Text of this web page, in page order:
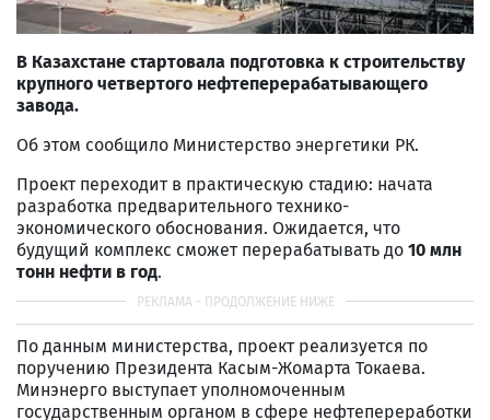
В Казахстане стартовала подготовка к строительству
крупного четвертого нефтеперерабатывающего
завода.
Об этом сообщило Министерство энергетики РК.
Проект переходит в практическую стадию: начата
разработка предварительного технико-
экономического обоснования. Ожидается, что
будущий комплекс сможет перерабатывать до 10 млн
тонн нефти в год.
По данным министерства, проект реализуется по
поручению Президента Касым-Жомарта Токаева.
Минэнерго выступает уполномоченным
государственным органом в сфере нефтепереработки